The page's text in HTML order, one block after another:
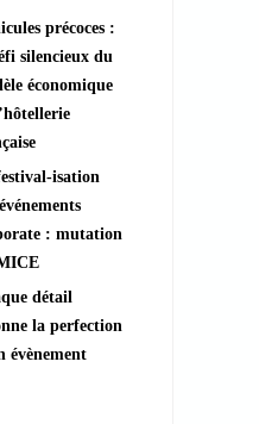
précoces :
silencieux du
économique
isation
: mutation
détail
la perfection
évènement